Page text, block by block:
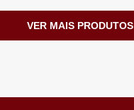
VER MAIS PRODUTOS